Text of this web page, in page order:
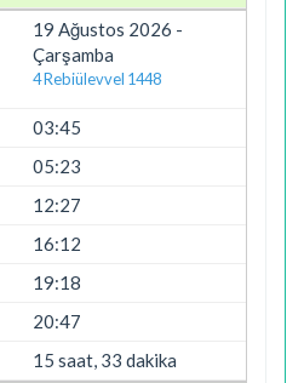
19 Ağustos 2026 -
Çarşamba
4 Rebiülevvel 1448
03:45
05:23
12:27
16:12
19:18
20:47
15 saat, 33 dakika